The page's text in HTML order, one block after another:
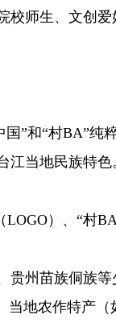
师生、文创爱
”和“村BA”纯
当地民族特色
）、“村
州苗族侗族等
当地农作特产